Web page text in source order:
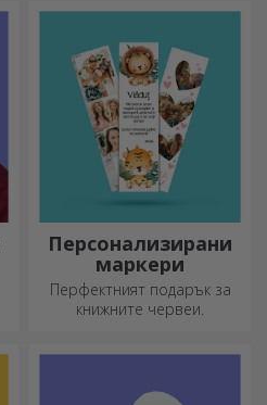
Персонализирани
маркери
Перфектният подарък за
книжните червеи.